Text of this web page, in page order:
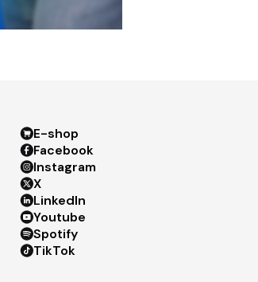
3
Footer menu 4
E-shop
Facebook
Instagram
X
LinkedIn
Youtube
Spotify
TikTok